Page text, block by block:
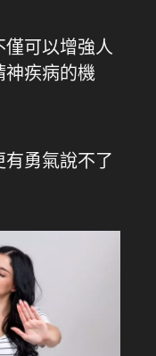
可以增強人
神疾病的機
勇氣說不了